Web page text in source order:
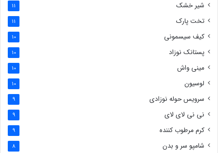
شیر خشک 11
تخت پارک 11
کیف سیسمونی 10
پستانک نوزاد 10
مینی واش 10
لوسیون 10
سرویس حوله نوزادی 9
نی نی لای لای 9
کرم مرطوب کننده 9
شامپو سر و بدن 8